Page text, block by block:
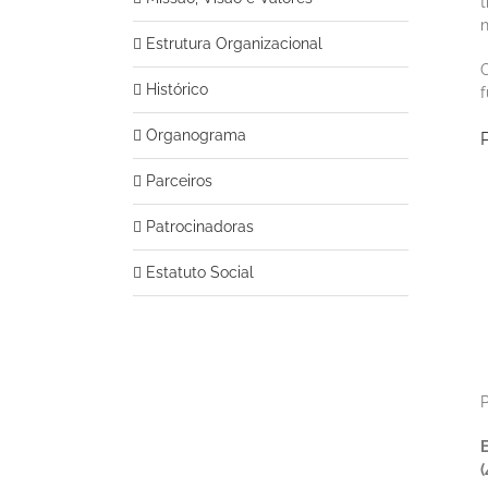
Estrutura Organizacional
Histórico
Organograma
Parceiros
Patrocinadoras
Estatuto Social